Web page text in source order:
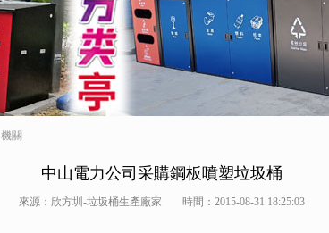
機關
中山電力公司采購鋼板噴塑垃圾桶
來源：欣方圳-垃圾桶生產廠家 時間：2015-08-31 18:25:03